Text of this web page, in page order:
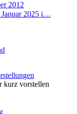
2012
Januar 2025 i…
kurz vorstellen